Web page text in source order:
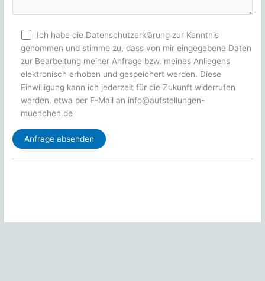
Ich habe die Datenschutzerklärung zur Kenntnis
genommen und stimme zu, dass von mir eingegebene Daten
zur Bearbeitung meiner Anfrage bzw. meines Anliegens
elektronisch erhoben und gespeichert werden. Diese
Einwilligung kann ich jederzeit für die Zukunft widerrufen
werden, etwa per E-Mail an info@aufstellungen-
muenchen.de